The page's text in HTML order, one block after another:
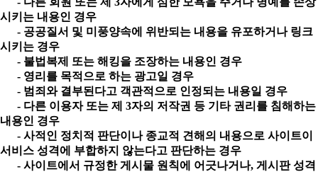
시키는 내용인 경우
- 공공질서 및 미풍양속에 위반되는 내용을 유포하거나 링크
시키는 경우
- 불법복제 또는 해킹을 조장하는 내용인 경우
- 영리를 목적으로 하는 광고일 경우
- 범죄와 결부된다고 객관적으로 인정되는 내용일 경우
- 다른 이용자 또는 제 3자의 저작권 등 기타 권리를 침해하는
내용인 경우
- 사적인 정치적 판단이나 종교적 견해의 내용으로 사이트이
서비스 성격에 부합하지 않는다고 판단하는 경우
- 사이트에서 규정한 게시물 원칙에 어긋나거나, 게시판 성격